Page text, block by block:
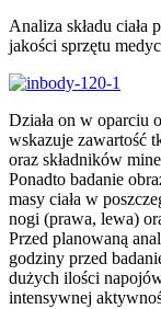
Analiza składu
jakości sprzętu
Działa on w oparciu
wskazuje zawartość
oraz składników
Ponadto badanie
masy ciała w
nogi (prawa, lewa)
Przed planowaną
godziny przed
dużych ilości
intensywnej